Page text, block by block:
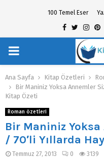
100 Temel Eser
Facebook
Twitter
PRIMARY
MENU
Ana Sayfa Kitap Özetleri
Bir Maniniz Yoksa Annemler
Kitap Özeti
Roman özetleri
Bir Maniniz Yoksa
/ 70′li Yıllarda
Temmuz 27, 2013 0 3139